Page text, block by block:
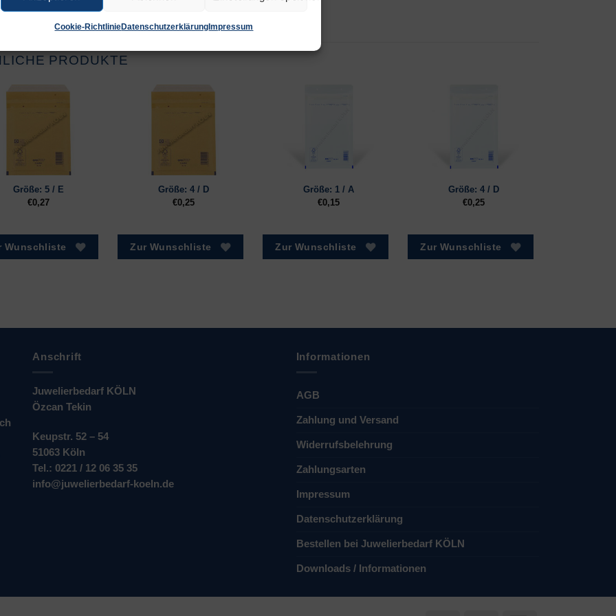
Cookie-RichtlinieDatenschutzerklärung Impressum
Wunschliste
PRODUKTE
Größe: 5 / E
€0,27
Wunschliste
Größe: 4 / D
€0,25
Zur Wunschliste
Größe: 1 / A
€0,15
Zur Wunschliste
Größe: 4 / D
€0,25
Zur Wunschliste
Anschrift
Juwelierbedarf KÖLN
Özcan Tekin
Keupstr. 52 – 54
51063 Köln
Tel.: 0221 / 12 06 35 35
info@juwelierbedarf-koeln.de
Informationen
AGB
Zahlung und Versand
Widerrufsbelehrung
Zahlungsarten
Impressum
Datenschutzerklärung
Bestellen bei Juwelierbedarf KÖLN
Downloads / Informationen